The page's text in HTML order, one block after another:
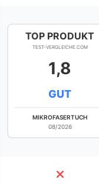
TOP PRODUKT
TEST-VERGLEICHE.COM
1,8
GUT
MIKROFASERTUCH
08/2026